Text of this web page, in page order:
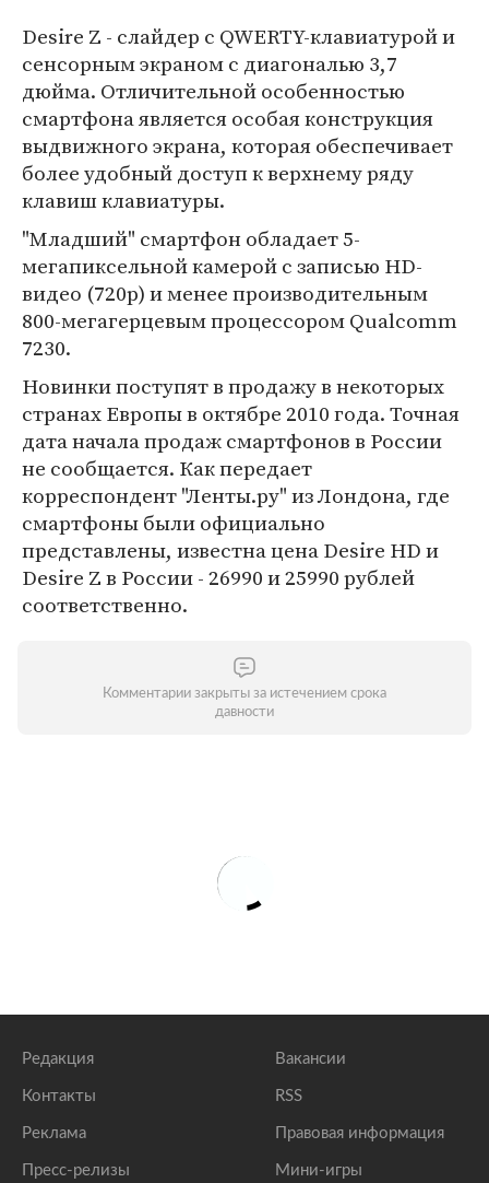
Desire Z - слайдер с QWERTY-клавиатурой и
сенсорным экраном с диагональю 3,7
дюйма. Отличительной особенностью
смартфона является особая конструкция
выдвижного экрана, которая обеспечивает
более удобный доступ к верхнему ряду
клавиш клавиатуры.
"Младший" смартфон обладает 5-
мегапиксельной камерой с записью HD-
видео (720p) и менее производительным
800-мегагерцевым процессором Qualcomm
7230.
Новинки поступят в продажу в некоторых
странах Европы в октябре 2010 года. Точная
дата начала продаж смартфонов в России
не сообщается. Как передает
корреспондент "Ленты.ру" из Лондона, где
смартфоны были официально
представлены, известна цена Desire HD и
Desire Z в России - 26990 и 25990 рублей
соответственно.
Комментарии закрыты за истечением срока
давности
Редакция
Контакты
Реклама
Пресс-релизы
Вакансии
RSS
Правовая информация
Мини-игры